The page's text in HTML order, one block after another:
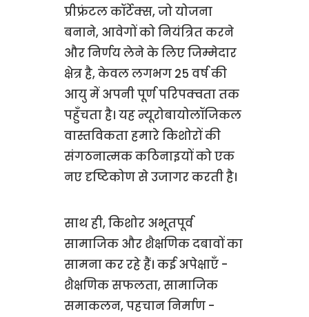
प्रीफ्रंटल कॉर्टेक्स, जो योजना
बनाने, आवेगों को नियंत्रित करने
और निर्णय लेने के लिए जिम्मेदार
क्षेत्र है, केवल लगभग 25 वर्ष की
आयु में अपनी पूर्ण परिपक्वता तक
पहुँचता है। यह न्यूरोबायोलॉजिकल
वास्तविकता हमारे किशोरों की
संगठनात्मक कठिनाइयों को एक
नए दृष्टिकोण से उजागर करती है।
साथ ही, किशोर अभूतपूर्व
सामाजिक और शैक्षणिक दबावों का
सामना कर रहे हैं। कई अपेक्षाएँ -
शैक्षणिक सफलता, सामाजिक
समाकलन, पहचान निर्माण -